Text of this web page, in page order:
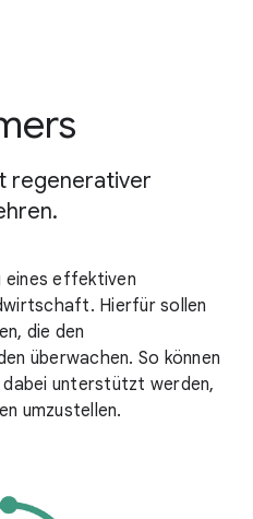
regenerativer
eines effektiven
Hierfür sollen
die den
überwachen. So können
unterstützt werden,
umzustellen.